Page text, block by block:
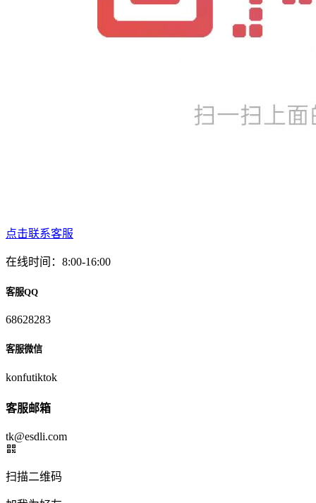
点击联系客服
在线时间：8:00-16:00
客服QQ
68628283
客服微信
konfutiktok
客服邮箱
tk@esdli.com
扫描二维码